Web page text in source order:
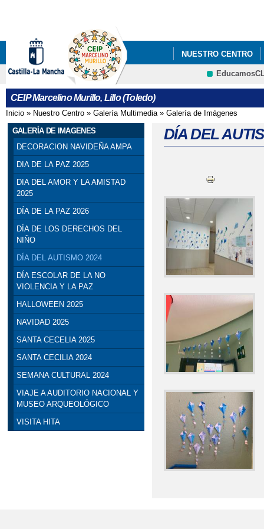
NUESTRO CENTRO
INNOVARETOS CLM
CEIP Marcelino Murillo, Lillo (Toledo)
Se encuentra usted aquí
Inicio » Nuestro Centro » Galería Multimedia» Galería de Imágenes
GALERÍA DE IMAGENES
DECORACION NAVIDEÑA AMPA
DIA DE LA PAZ 2025
DIA DEL AMOR Y LA AMISTAD
2025
DÍA DE LA PAZ 2026
DÍA DE LOS DERECHOS DEL
NIÑO
DÍA DEL AUTISMO 2024
DÍA ESCOLAR DE LA NO
VIOLENCIA Y LA PAZ
HALLOWEEN 2025
NAVIDAD 2025
SANTA CECELIA 2025
SANTA CECILIA 2024
SEMANA CULTURAL 2024
VIAJE A AUDITORIO NACIONAL Y
MUSEO ARQUEOLÓGICO
VISITA HITA
DÍA DEL